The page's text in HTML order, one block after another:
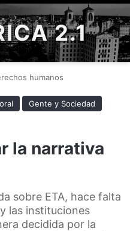
2.1
humanos
Gente y Sociedad
la narrativa
sobre ETA, hace falta
las instituciones
decidida por la